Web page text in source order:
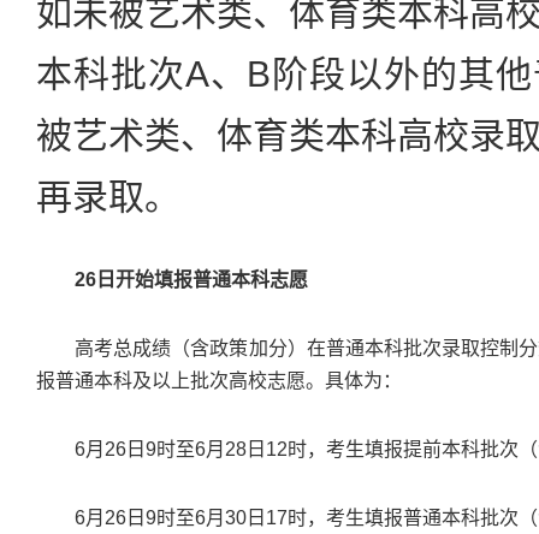
如未被艺术类、体育类本科高
本科批次A、B阶段以外的其
被艺术类、体育类本科高校录
再录取。
26日开始填报普通本科志愿
高考总成绩（含政策加分）在普通本科批次录取控制分
报普通本科及以上批次高校志愿。具体为：
6月26日9时至6月28日12时，考生填报提前本科批次（
6月26日9时至6月30日17时，考生填报普通本科批次（